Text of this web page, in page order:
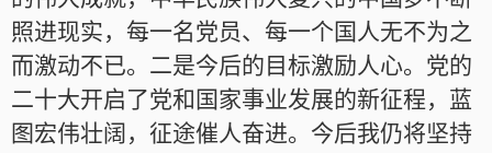
照进现实，每一名党员、每一个国人无不为之
而激动不已。二是今后的目标激励人心。党的
二十大开启了党和国家事业发展的新征程，蓝
图宏伟壮阔，征途催人奋进。今后我仍将坚持